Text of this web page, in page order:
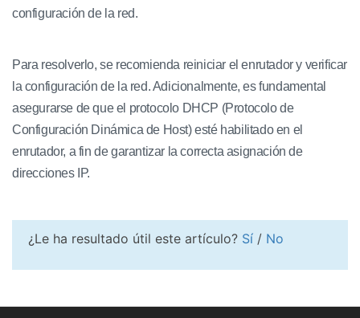
configuración de la red.
Para resolverlo, se recomienda reiniciar el enrutador y verificar
la configuración de la red. Adicionalmente, es fundamental
asegurarse de que el protocolo DHCP (Protocolo de
Configuración Dinámica de Host) esté habilitado en el
enrutador, a fin de garantizar la correcta asignación de
direcciones IP.
¿Le ha resultado útil este artículo? Sí / No